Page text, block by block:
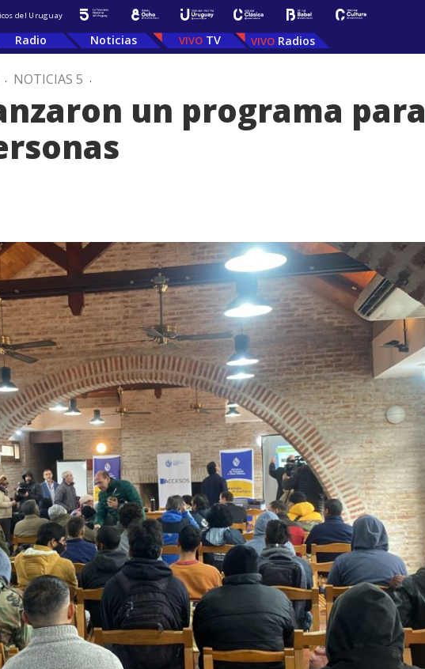
del Uruguay
Radio Noticias TV Radios
. NOTICIAS 5 .
un programa para